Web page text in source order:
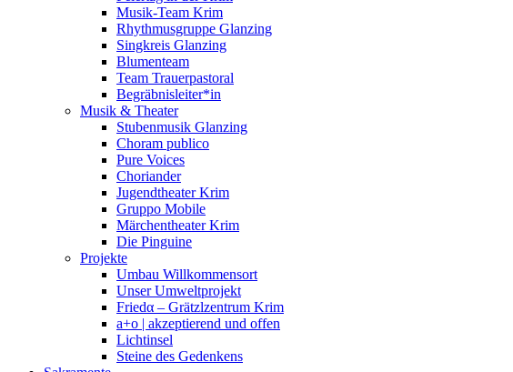
Musik-Team Krim
Rhythmusgruppe Glanzing
Singkreis Glanzing
Blumenteam
Team Trauerpastoral
Begräbnisleiter*in
Musik & Theater
Stubenmusik Glanzing
Choram publico
Pure Voices
Choriander
Jugendtheater Krim
Gruppo Mobile
Märchentheater Krim
Die Pinguine
Projekte
Umbau Willkommensort
Unser Umweltprojekt
Friedα – Grätzlzentrum Krim
a+o | akzeptierend und offen
Lichtinsel
Steine des Gedenkens